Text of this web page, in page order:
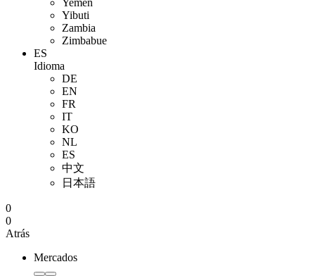
Yemen
Yibuti
Zambia
Zimbabue
ES
Idioma
DE
EN
FR
IT
KO
NL
ES
中文
日本語
0
0
Atrás
Mercados